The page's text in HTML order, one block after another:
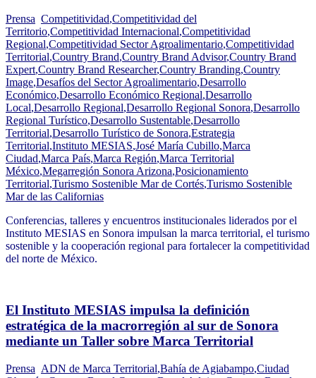
Prensa Competitividad,Competitividad del
Territorio,Competitividad Internacional,Competitividad
Regional,Competitividad Sector Agroalimentario,Competitividad
Territorial,Country Brand,Country Brand Advisor,Country Brand
Expert,Country Brand Researcher,Country Branding,Country
Image,Desafíos del Sector Agroalimentario,Desarrollo
Económico,Desarrollo Económico Regional,Desarrollo
Local,Desarrollo Regional,Desarrollo Regional Sonora,Desarrollo
Regional Turístico,Desarrollo Sustentable,Desarrollo
Territorial,Desarrollo Turístico de Sonora,Estrategia
Territorial,Instituto MESIAS,José María Cubillo,Marca
Ciudad,Marca País,Marca Región,Marca Territorial
México,Megarregión Sonora Arizona,Posicionamiento
Territorial,Turismo Sostenible Mar de Cortés,Turismo Sostenible
Mar de las Californias
Conferencias, talleres y encuentros institucionales liderados por el
Instituto MESIAS en Sonora impulsan la marca territorial, el turismo
sostenible y la cooperación regional para fortalecer la competitividad
del norte de México.
El Instituto MESIAS impulsa la definición
estratégica de la macrorregión al sur de Sonora
mediante un Taller sobre Marca Territorial
Prensa ADN de Marca Territorial,Bahía de Agiabampo,Ciudad